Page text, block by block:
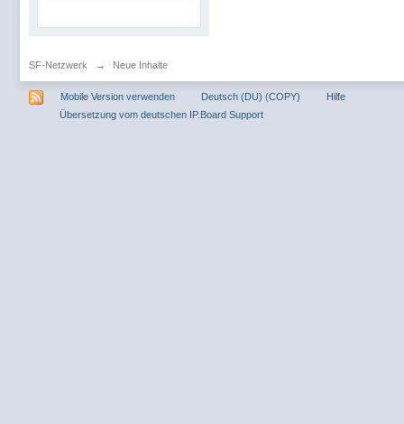
SF-Netzwerk → Neue Inhalte
Mobile Version verwenden Deutsch (DU) (COPY)
Hilfe
Übersetzung vom deutschen IP.Board Support